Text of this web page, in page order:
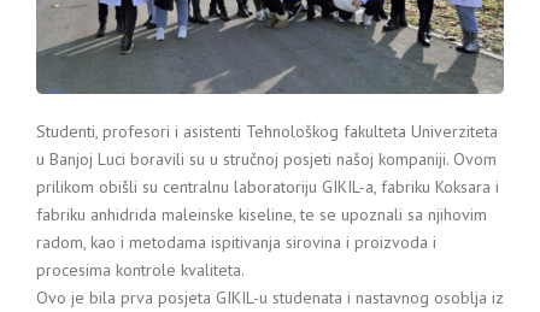
Studenti, profesori i asistenti Tehnološkog fakulteta Univerziteta
u Banjoj Luci boravili su u stručnoj posjeti našoj kompaniji. Ovom
prilikom obišli su centralnu laboratoriju GIKIL-a, fabriku Koksara i
fabriku anhidrida maleinske kiseline, te se upoznali sa njihovim
radom, kao i metodama ispitivanja sirovina i proizvoda i
procesima kontrole kvaliteta.
Ovo je bila prva posjeta GIKIL-u studenata i nastavnog osoblja iz